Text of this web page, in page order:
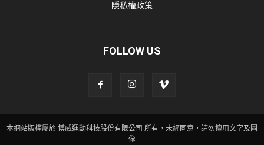
隱私權政策
FOLLOW US
本網站版權屬於 博威運動科技股份有限公司 所有，未經同意，請勿擅用文字及圖
像